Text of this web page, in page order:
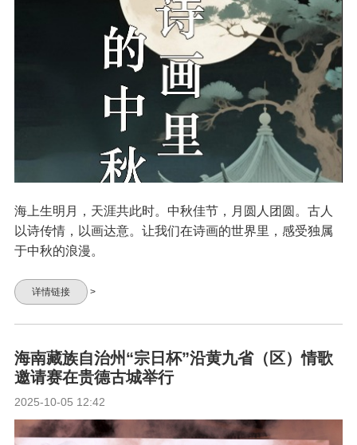
海上生明月，天涯共此时。中秋佳节，月圆人团圆。古人
以诗传情，以画达意。让我们在诗画的世界里，感受独属
于中秋的浪漫。
详情链接 >
海南藏族自治州“宗日杯”沿黄九省（区）情歌
邀请赛在贵德古城举行
2025-10-05 12:42